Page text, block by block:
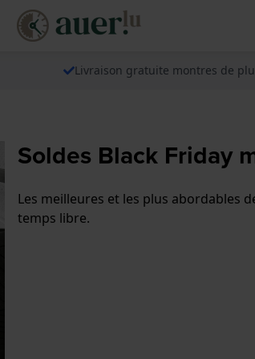
Livraison gratuite montres de
Soldes Black Friday
Les meilleures et les plus abordables
temps libre.